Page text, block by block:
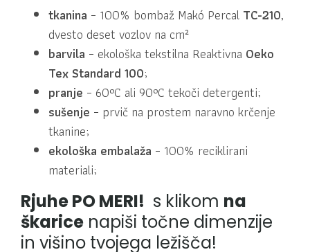
tkanina – 100% bombaž Makó Percal TC-210,
dvesto deset vozlov na cm²
barvila – ekološka tekstilna Reaktivna Oeko
Tex Standard 100;
pranje – 60°C ali 90°C tekoči detergenti;
sušenje – prvič na prostem naravno krčenje
tkanine;
ekološka embalaža – 100% reciklirani
materiali;
Rjuhe PO MERI! s klikom na
škarice napiši točne dimenzije
in višino tvojega ležišča!